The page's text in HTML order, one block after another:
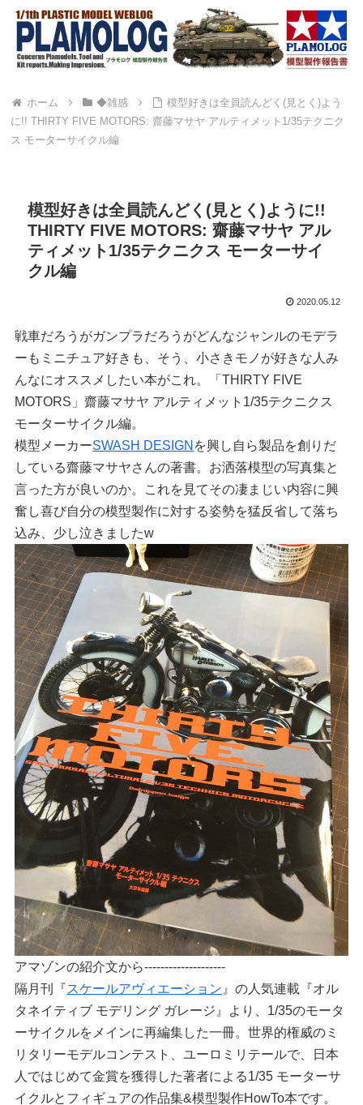
ホーム ◆雑感
模型好きは全員読んどく(見とく)よう
に!! THIRTY FIVE MOTORS: 齋藤マサヤ アルティメット1/35テクニク
ス モーターサイクル編
模型好きは全員読んどく(見とく)ように!!
THIRTY FIVE MOTORS: 齋藤マサヤ アル
ティメット1/35テクニクス モーターサイ
クル編
2020.05.12
戦車だろうがガンプラだろうがどんなジャンルのモデラ
ーもミニチュア好きも、そう、小さきモノが好きな人み
んなにオススメしたい本がこれ。「THIRTY FIVE
MOTORS」齋藤マサヤ アルティメット1/35テクニクス
モーターサイクル編。
模型メーカーSWASH DESIGN を興し自ら製品を創りだ
している齋藤マサヤさんの著書。お洒落模型の写真集と
言った方が良いのか。これを見てその凄まじい内容に興
奮し喜び自分の模型製作に対する姿勢を猛反省して落ち
込み、少し泣きましたw
アマゾンの紹介文から--------------------
隔月刊『スケールアヴィエーション 』の人気連載『オル
タネイティブ モデリング ガレージ』より、1/35のモータ
ーサイクルをメインに再編集した一冊。世界的権威のミ
リタリーモデルコンテスト、ユーロミリテールで、日本
人ではじめて金賞を獲得した著者による1/35 モーターサ
イクルとフィギュアの作品集&模型製作HowTo本です。